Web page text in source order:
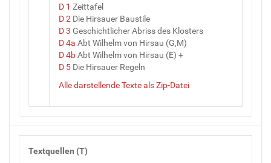
D 1 Zeittafel
D 2 Die Hirsauer Baustile
D 3 Geschichtlicher Abriss des Klosters
D 4a Abt Wilhelm von Hirsau (G,M)
D 4bAbt Wilhelm von Hirsau (E) +
D 5 Die Hirsauer Regeln
Alle darstellende Texte als Zip-Datei
Textquellen (T)